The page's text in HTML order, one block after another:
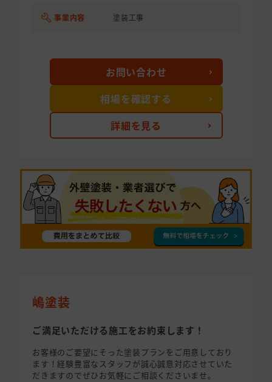
事業内容 塗装工事
詳細を見る
お問い合わせ
相場を確認する
嶋塗装
ご満足いただける施工をお約束します！
お客様のご要望にそった塗装プランをご用意しており
ます！経験豊富なスタッフが誠心誠意対応させていた
だきますのでぜひお気軽にご相談くださいませ。